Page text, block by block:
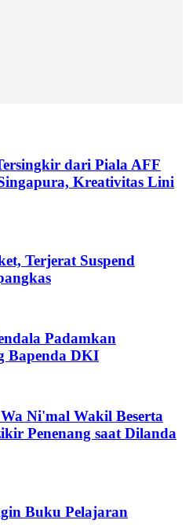
dari Piala AFF
Kreativitas Lini
Terjerat Suspend
Padamkan
Bapenda DKI
Ni'mal Wakil Beserta
Penenang saat Dilanda
Buku Pelajaran